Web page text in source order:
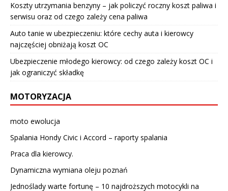
Koszty utrzymania benzyny – jak policzyć roczny koszt paliwa i
serwisu oraz od czego zależy cena paliwa
Auto tanie w ubezpieczeniu: które cechy auta i kierowcy
najczęściej obniżają koszt OC
Ubezpieczenie młodego kierowcy: od czego zależy koszt OC i
jak ograniczyć składkę
MOTORYZACJA
moto ewolucja
Spalania Hondy Civic i Accord – raporty spalania
Praca dla kierowcy.
Dynamiczna wymiana oleju poznań
Jednoślady warte fortunę – 10 najdroższych motocykli na